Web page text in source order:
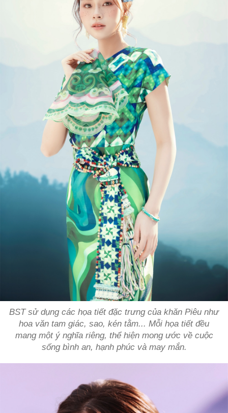
BST sử dụng các họa tiết đặc trưng của khăn Piêu như
hoa văn tam giác, sao, kén tằm... Mỗi họa tiết đều
mang một ý nghĩa riêng, thể hiện mong ước về cuộc
sống bình an, hạnh phúc và may mắn.